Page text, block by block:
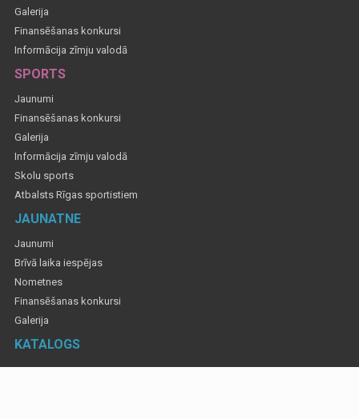
Galerija
Finansēšanas konkursi
Informācija zīmju valodā
SPORTS
Jaunumi
Finansēšanas konkursi
Galerija
Informācija zīmju valodā
Skolu sports
Atbalsts Rīgas sportistiem
JAUNATNE
Jaunumi
Brīvā laika iespējas
Nometnes
Finansēšanas konkursi
Galerija
KATALOGS